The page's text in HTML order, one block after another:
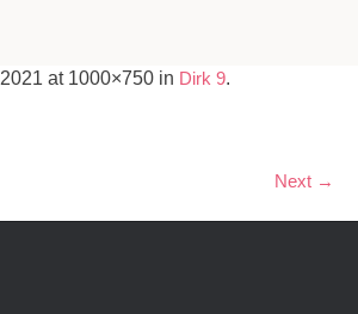
at 1000×750 in Dirk 9.
Next →